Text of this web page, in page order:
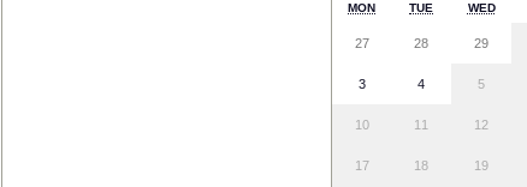
MON TUE WED
27 28 29
3 4 5
10 11 12
17 18 19